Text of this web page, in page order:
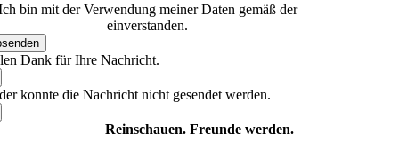
bin mit der Verwendung meiner Daten gemäß der
einverstanden.
Dank für Ihre Nachricht.
konnte die Nachricht nicht gesendet werden.
Reinschauen. Freunde werden.